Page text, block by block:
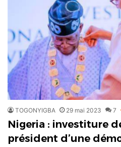
TOGONYIGBA 29 mai 2023 7
Nigeria : investiture
président d’une